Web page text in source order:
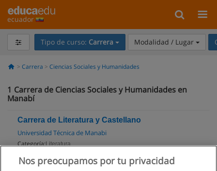
ecuador
Tipo de curso: Carrera Modalidad / Lugar
Carrera Ciencias Sociales y Humanidades
1 Carrera de Ciencias Sociales y Humanidades en
Manabí
Carrera de Literatura y Castellano
Universidad Técnica de Manabi
Categoría:Literatura
Modalidad:
Nos preocupamos por tu privacidad